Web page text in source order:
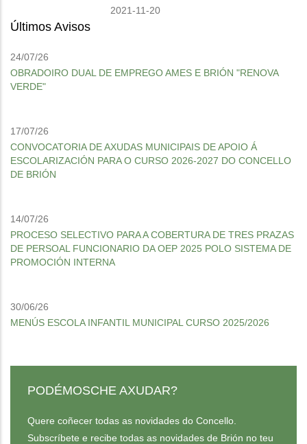
2021-11-20
Últimos Avisos
24/07/26
OBRADOIRO DUAL DE EMPREGO AMES E BRIÓN "RENOVA
VERDE"
17/07/26
CONVOCATORIA DE AXUDAS MUNICIPAIS DE APOIO Á
ESCOLARIZACIÓN PARA O CURSO 2026-2027 DO CONCELLO
DE BRIÓN
14/07/26
PROCESO SELECTIVO PARA A COBERTURA DE TRES PRAZAS
DE PERSOAL FUNCIONARIO DA OEP 2025 POLO SISTEMA DE
PROMOCIÓN INTERNA
30/06/26
MENÚS ESCOLA INFANTIL MUNICIPAL CURSO 2025/2026
PODÉMOSCHE AXUDAR?
Quere coñecer todas as novidades do Concello.
Subscríbete e recibe todas as novidades de Brión no teu